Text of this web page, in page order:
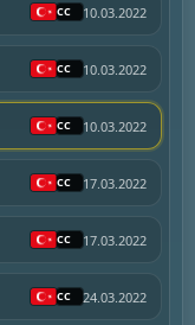
10.03.2022
10.03.2022
10.03.2022
17.03.2022
17.03.2022
24.03.2022